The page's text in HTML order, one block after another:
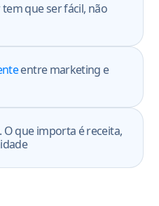
tem que ser fácil, não
entre marketing e
O que importa é receita,